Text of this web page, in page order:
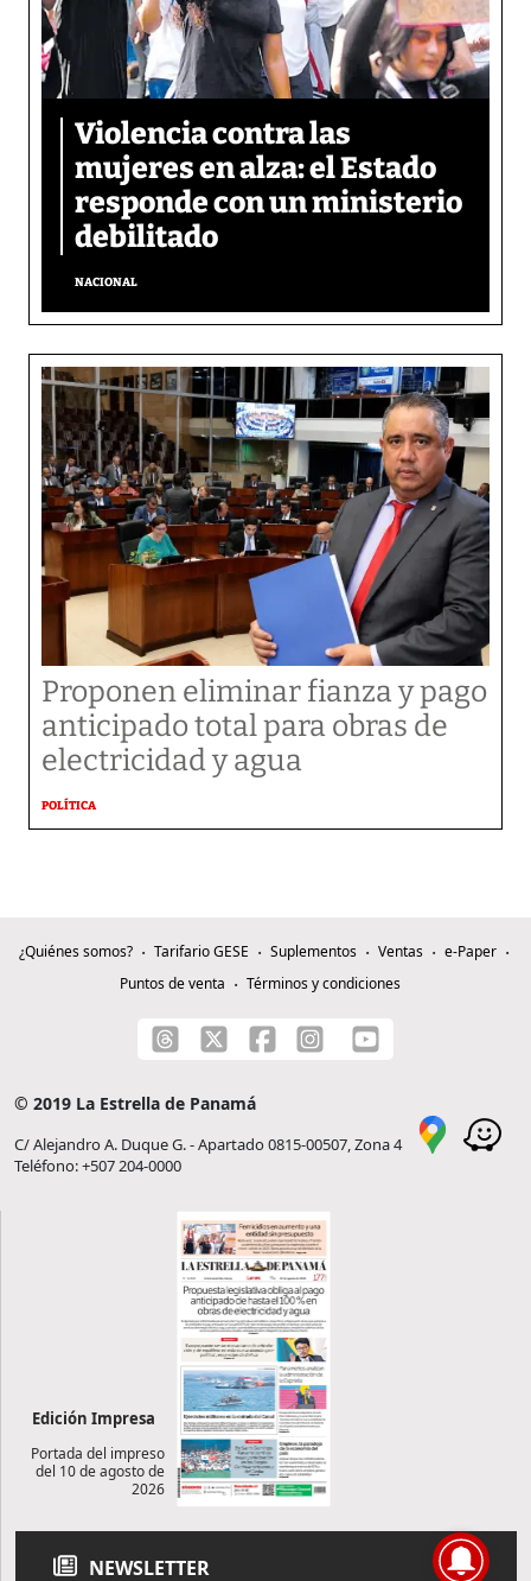
Violencia contra las
mujeres en alza: el Estado
responde con un ministerio
debilitado
NACIONAL
Proponen eliminar fianza y pago
anticipado total para obras de
electricidad y agua
POLÍTICA
¿Quiénes somos? Tarifario GESE Suplementos Ventas
e-Paper
Puntos de venta
Términos y condiciones
© 2019 La Estrella de Panamá
C/ Alejandro A. Duque G. - Apartado 0815-00507, Zona 4
Teléfono: +507 204-0000
Edición Impresa
Portada del impreso
del 10 de agosto de
2026
NEWSLETTER